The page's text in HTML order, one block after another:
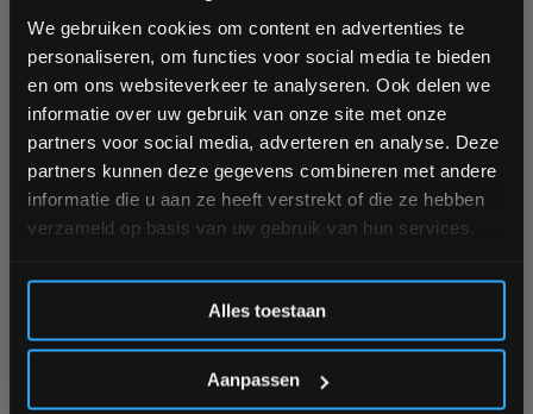
We gebruiken cookies om content en advertenties te
personaliseren, om functies voor social media te bieden
en om ons websiteverkeer te analyseren. Ook delen we
informatie over uw gebruik van onze site met onze
partners voor social media, adverteren en analyse. Deze
partners kunnen deze gegevens combineren met andere
informatie die u aan ze heeft verstrekt of die ze hebben
verzameld op basis van uw gebruik van hun services.
Alles toestaan
Aanpassen
Swiss bar absoluut een dikke aanrader.
Je schouders gaan je bedanken. En je spiergroei ook!
Check onzePT Essentials cambered Swiss barin de shop
en geef je trainingen een upgrade. Vragen? Mail ons op
info@fitnesskoerier.nl!
bestelling
Schrijf je in voor onze nieuwsbrief om op de hoogte te
blijven over onze nieuwe producten, deals en meer
interessante info. Ontvang 5% korting op je eerstvolgende
aankoop! 😀
Inschrijven
*Verzendkosten vallen buiten de korting